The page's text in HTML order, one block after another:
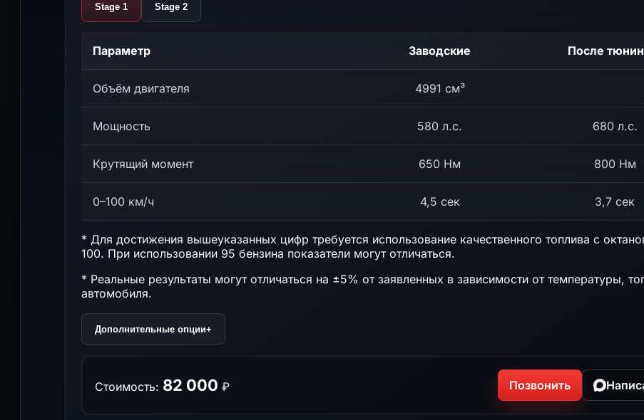
Stage 1 Stage 2
Параметр Заводские После
Объём двигателя 4991 см³
Мощность 580 л.с. 680 л.с.
Крутящий момент 650 Нм 800 Нм
0–100 км/ч 4,5 сек 3,7 сек
* Для достижения вышеуказанных цифр требуется использование качественного топлива с
100. При использовании 95 бензина показатели могут отличаться.
* Реальные результаты могут отличаться на ±5% от заявленных в зависимости от температуры,
автомобиля.
Дополнительные опции+
Стоимость: 82 000 ₽ Позвонить